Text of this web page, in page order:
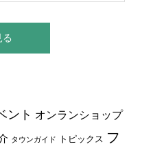
る
ント オンランショップ
タウンガイド トピックス フ